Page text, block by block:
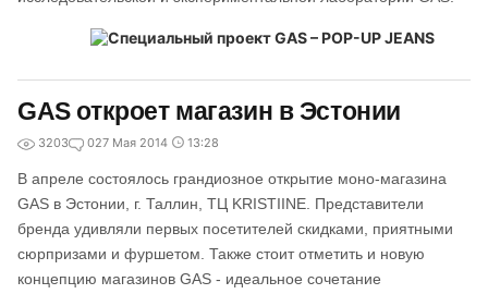
GAS откроет магазин в Эстонии
3203 027 Мая 2014 13:28
В апреле состоялось грандиозное открытие моно-магазина
GAS в Эстонии, г. Таллин, ТЦ KRISTIINE. Представители
бренда удивляли первых посетителей скидками, приятными
сюрпризами и фуршетом. Также стоит отметить и новую
концепцию магазинов GAS - идеальное сочетание